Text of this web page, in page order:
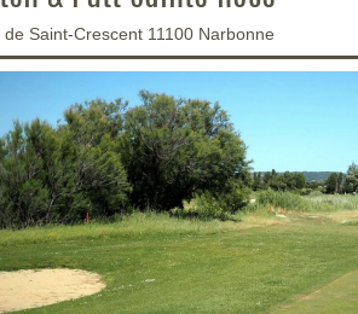
de Saint-Crescent 11100 Narbonne